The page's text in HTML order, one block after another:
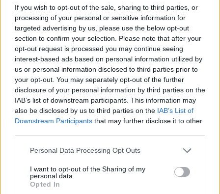
If you wish to opt-out of the sale, sharing to third parties, or
processing of your personal or sensitive information for
targeted advertising by us, please use the below opt-out
section to confirm your selection. Please note that after your
opt-out request is processed you may continue seeing
interest-based ads based on personal information utilized by
us or personal information disclosed to third parties prior to
your opt-out. You may separately opt-out of the further
disclosure of your personal information by third parties on the
IAB’s list of downstream participants. This information may
also be disclosed by us to third parties on the IAB’s List of
Downstream Participants that may further disclose it to other
Please note that this website/app uses one or more Google
not limited to your visit or usage behaviour. You may click to
grant or deny consent to Google and its third-party tags to
use your data for below specified purposes in below Google
Personal Data Processing Opt Outs
I want to opt-out of the Sharing of my
personal data.
Opted In
Sigue leyendo
MUNDO